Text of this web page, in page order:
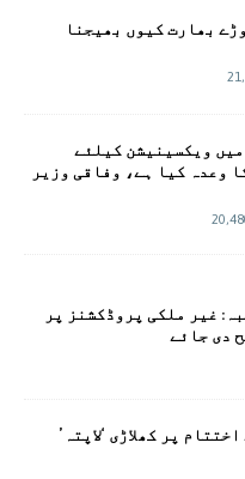
بھارت کیوں بھیجنا
ویکسینیشن کیلئے
کا وعدہ کیا ہے، وفاقی وزیر
غیر ملکی پروڈکشنز پر
دی جائے
پر کھلاڑی ‘لاپتہ’